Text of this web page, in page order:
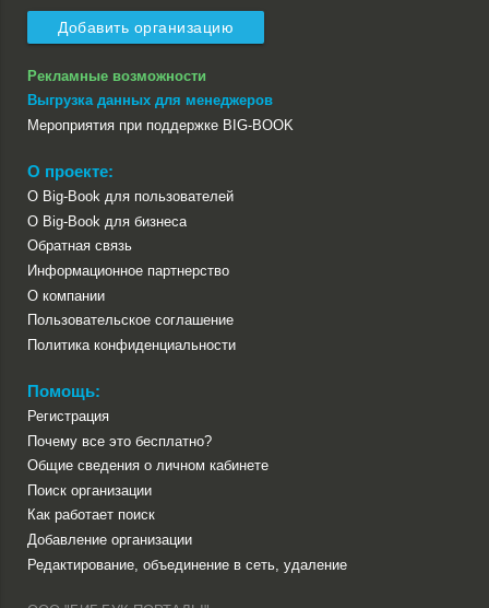
Добавить организацию
Рекламные возможности
Выгрузка данных для менеджеров
Мероприятия при поддержке BIG-BOOK
О проекте:
О Big-Book для пользователей
О Big-Book для бизнеса
Обратная связь
Информационное партнерство
О компании
Пользовательское соглашение
Политика конфиденциальности
Помощь:
Регистрация
Почему все это бесплатно?
Общие сведения о личном кабинете
Поиск организации
Как работает поиск
Добавление организации
Редактирование, объединение в сеть, удаление